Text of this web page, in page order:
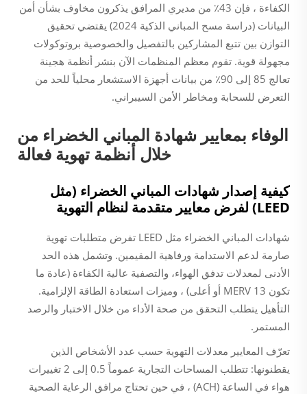
الكفاءة ، فإن 43٪ من مديري المرافق يذكرون مخاوف بشأن أمن
البيانات (دراسة مسح المباني الذكية 2024) يقتضي تحقيق
التوازن بين تتبع المشاركين بالتفصيل والخصوصية بروتوكولات
مجهولة قوية. تقوم معظم المنظمات الآن بنشر أنظمة هجينة
تعالج 85 إلى 90٪ من بيانات أجهزة الاستشعار محلياً للحد من
التعرض للسحابة ومخاطر الأمن السيبراني.
الوفاء بمعايير شهادة المباني الخضراء من
خلال أنظمة تهوية فعالة
كيفية إصدار شهادات المباني الخضراء (مثل
LEED) لفرض معايير متقدمة لنظام التهوية
شهادات المباني الخضراء مثل LEED تفرض متطلبات تهوية
صارمة لدعم الاستدامة ورفاهية المقيمين. وتشمل هذه الحد
الأدنى لمعدلات تدفق الهواء، والتصفية عالية الكفاءة (عادة ما
تكون MERV 13 أو أعلى) ، وميزات استعادة الطاقة الإلزامية.
التأهيل يتطلب التحقق من صحة الأداء من خلال الاختبار والرصد
المستمر.
تعرّف المعايير معدلات التهوية حسب عدد الأشخاص الذين
يقطنونها: تتطلب المساحات التجارية عموماً 0.5 إلى 2 تغييرات
هواء في الساعة (ACH) ، في حين تحتاج مرافق الرعاية الصحية